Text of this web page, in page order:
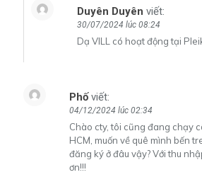
Duyên Duyên viết:
30/07/2024 lúc 08:24
Dạ VILL có hoạt động tại
Phố viết:
04/12/2024 lúc 02:34
Chào cty, tôi cũng đang chạy
HCM, muốn về quê mình bến
đăng ký ở đâu vậy? Với thu
ơn!!!